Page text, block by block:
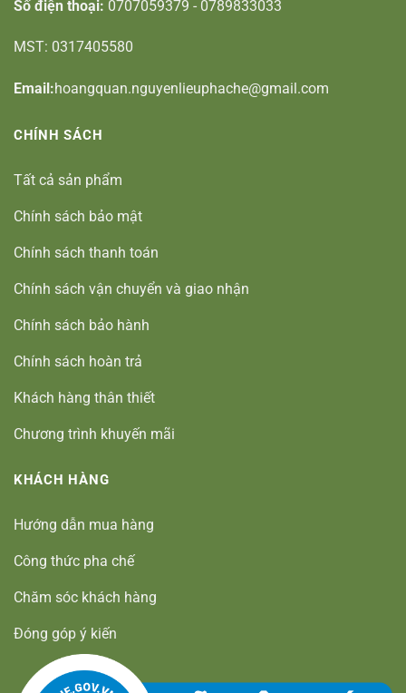
Số điện thoại: 0707059379 - 0789833033
MST: 0317405580
Email:hoangquan.nguyenlieuphache@gmail.com
CHÍNH SÁCH
Tất cả sản phẩm
Chính sách bảo mật
Chính sách thanh toán
Chính sách vận chuyển và giao nhận
Chính sách bảo hành
Chính sách hoàn trả
Khách hàng thân thiết
Chương trình khuyến mãi
KHÁCH HÀNG
Hướng dẫn mua hàng
Công thức pha chế
Chăm sóc khách hàng
Đóng góp ý kiến